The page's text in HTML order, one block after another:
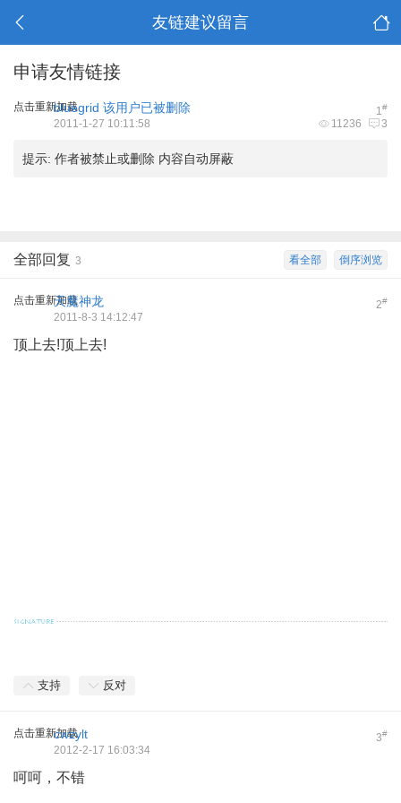
友链建议留言
申请友情链接
点击重新加载 1#
bluegrid 该用户已被删除
11236 3
2011-1-27 10:11:58
提示: 作者被禁止或删除 内容自动屏蔽
倒序浏览
看全部
全部回复 3
点击重新加载 2#
天魔神龙
2011-8-3 14:12:47
顶上去!顶上去!
支持 反对
点击重新加载 3#
cwzylt
2012-2-17 16:03:34
呵呵，不错